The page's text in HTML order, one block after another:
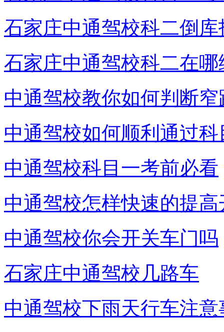
石家庄中通驾校科二倒库
石家庄中通驾校科二在哪
中通驾校教你如何判断
中通驾校如何顺利通过
中通驾校科目一考前必看
中通驾校怎样快速的提
中通驾校你会开关车门吗
石家庄中通驾校几路车
中通驾校下雨天行车注意